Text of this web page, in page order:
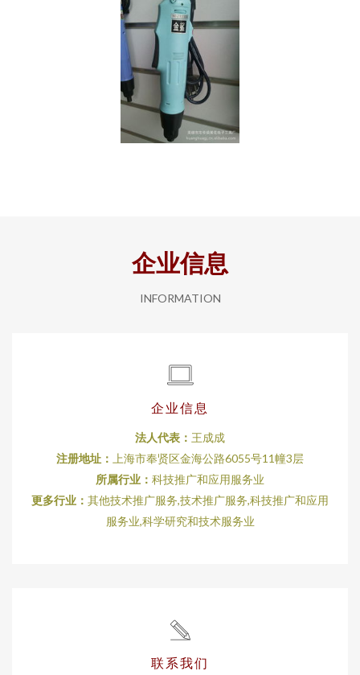
企业信息
INFORMATION
企业信息
法人代表： 王成成
注册地址：
上海市奉贤区金海公路6055号11幢3层
所属行业： 科技推广和应用服务业
更多行业： 其他技术推广服务,技术推广服务,科技推广和应用
服务业,科学研究和技术服务业
联系我们